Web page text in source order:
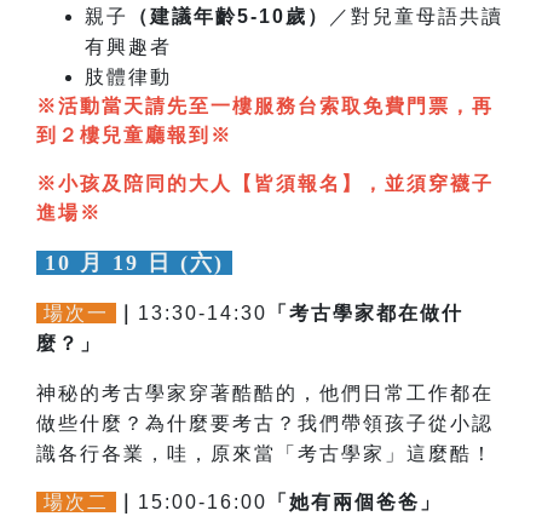
親子 （建議年齡5-10歲） ／ 對兒童母語共讀
有興趣者
肢體律動
※活動當天請先至一樓服務台索取免費門票，再
到２樓兒童廳報到 ※
※小孩及陪同的大人【皆須報名】，並須穿襪子
進場※
10 月 19 日 (六)
場次一 13:30-14:30 「 考古學家都在做什
麼？ 」
神秘的考古學家穿著酷酷的，他們日常工作都在
做些什麼？為什麼要考古？我們 帶領孩子從小認
識各行各業，哇，原來當「考古學家」這麼酷！
場次二 15:00-16:00 「她有兩個爸爸」